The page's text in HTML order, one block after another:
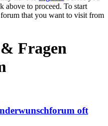
above to proceed. To start
that you want to visit from
Fragen
oft